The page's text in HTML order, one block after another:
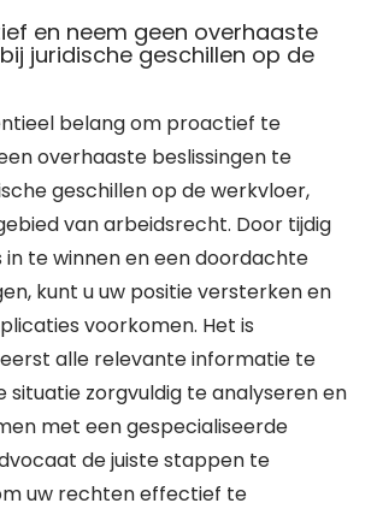
en neem geen overhaaste
juridische geschillen op de
belang om proactief te
overhaaste beslissingen te
geschillen op de werkvloer,
van arbeidsrecht. Door tijdig
in te winnen en een doordachte
kunt u uw positie versterken en
voorkomen. Het is
alle relevante informatie te
situatie zorgvuldig te analyseren en
met een gespecialiseerde
de juiste stappen te
uw rechten effectief te